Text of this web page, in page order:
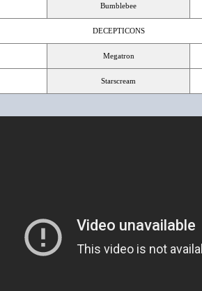
Bumblebee
DECEPTICONS
Megatron
Starscream